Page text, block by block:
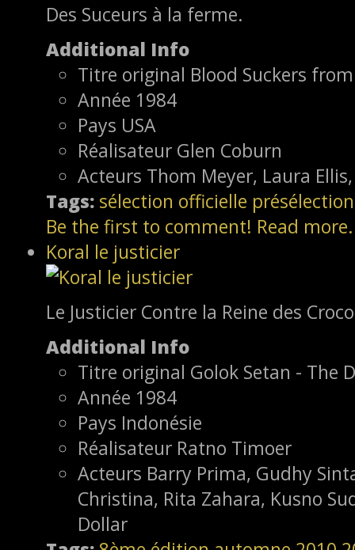
Des Suceurs à la ferme.
Additional Info
Titre original Blood Suckers
Année 1984
Pays USA
Réalisateur Glen Coburn
Acteurs Thom Meyer, Laura
Tags: sélection officielle présélection
Be the first to comment! Read
Koral le justicier
Le Justicier Contre la Reine des
Additional Info
Titre original Golok Setan - The
Année 1984
Pays Indonésie
Réalisateur Ratno Timoer
Acteurs Barry Prima, Gudhy
Christina, Rita Zahara, Kusno
Dollar